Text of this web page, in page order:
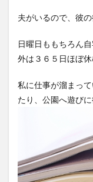
夫がいるので、彼
日曜日ももちろん
外は３６５日ほぼ休
私に仕事が溜まっ
たり、公園へ遊び